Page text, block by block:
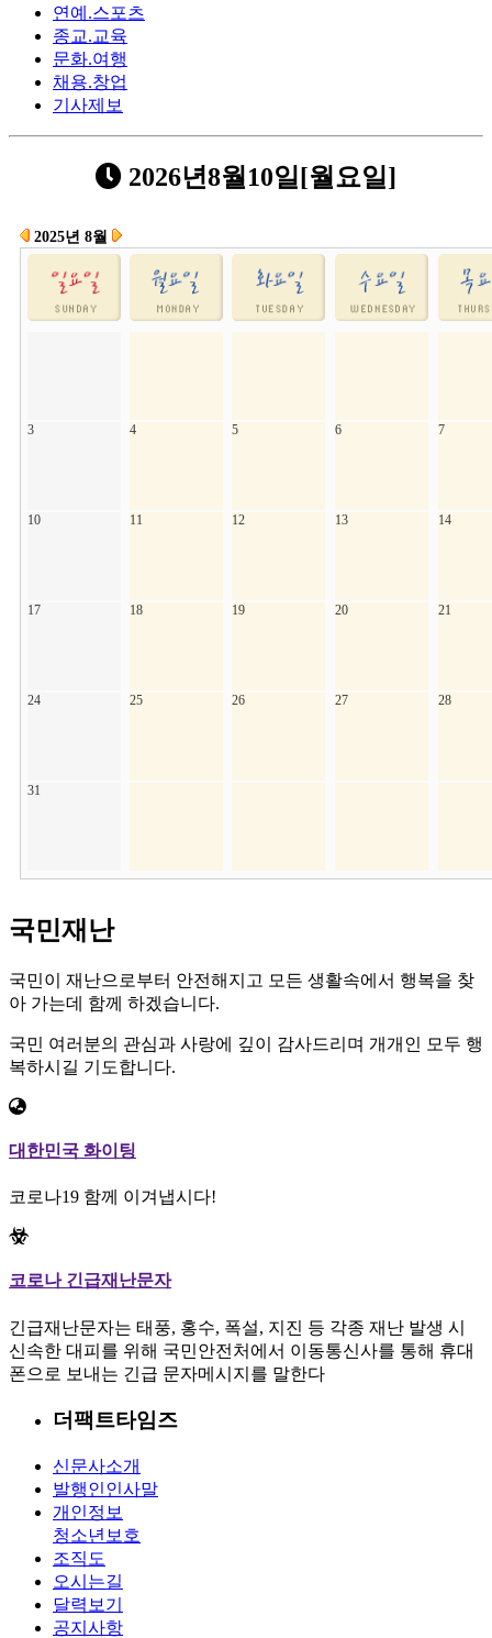
연예.스포츠
종교.교육
문화.여행
채용.창업
기사제보
2026년8월10일[월요일]
2025년 8월
3 4 5 6 7
10 11 12 13 14
17 18 19 20 21
24 25 26 27 28
31
국민재난
국민이 재난으로부터 안전해지고 모든 생활속에서 행복을 찾
아 가는데 함께 하겠습니다.
국민 여러분의 관심과 사랑에 깊이 감사드리며 개개인 모두 행
복하시길 기도합니다.
대한민국 화이팅
코로나19 함께 이겨냅시다!
코로나 긴급재난문자
긴급재난문자는 태풍, 홍수, 폭설, 지진 등 각종 재난 발생 시
신속한 대피를 위해 국민안전처에서 이동통신사를 통해 휴대
폰으로 보내는 긴급 문자메시지를 말한다
더팩트타임즈
신문사소개
발행인인사말
개인정보
청소년보호
조직도
오시는길
달력보기
공지사항